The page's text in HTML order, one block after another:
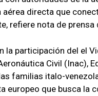
aérea directa que
refiere nota de
la participación del el
Civil (Inac),
familias italo-
europeo que busca la